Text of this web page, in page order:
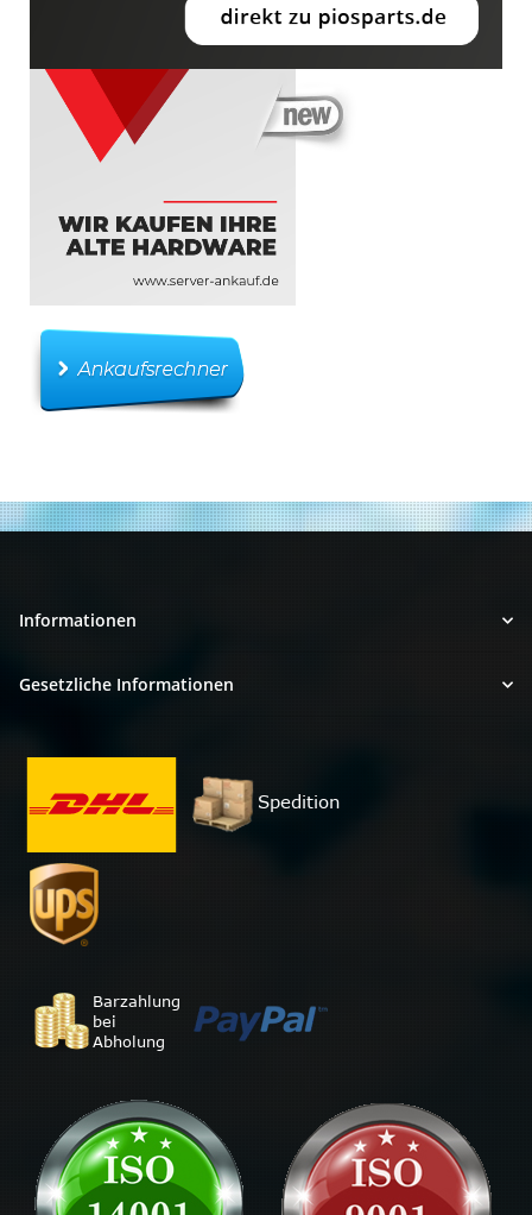
Informationen
Gesetzliche Informationen